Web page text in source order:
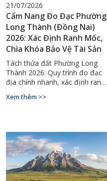
21/07/2026
Cẩm Nang Đo Đạc Phường
Long Thành (Đồng Nai)
2026: Xác Định Ranh Mốc,
Chìa Khóa Bảo Vệ Tài Sản
Tách thửa đất Phường Long
Thành 2026: Quy trình đo đạc
địa chính nhanh, xác định ranh
vấn 0929.88.66.99.
Xem thêm >>